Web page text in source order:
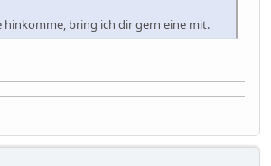
hinkomme, bring ich dir gern eine mit.